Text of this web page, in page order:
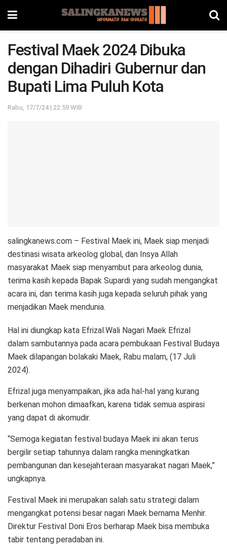
Festival Maek 2024 Dibuka
dengan Dihadiri Gubernur dan
Bupati Lima Puluh Kota
Rabu, 17/7/24 | 22:59 WIB
salingkanews.com – Festival Maek ini, Maek siap menjadi
destinasi wisata arkeolog global, dan Insya Allah
masyarakat Maek siap menyambut para arkeolog dunia,
terima kasih kepada Bapak Supardi yang sudah mengangkat
acara ini, dan terima kasih juga kepada seluruh pihak yang
menjadikan Maek mendunia.
Hal ini diungkap kata Efrizal.Wali Nagari Maek Efrizal
dalam sambutannya pada acara pembukaan Festival Budaya
Maek dilapangan bolakaki Maek, Rabu malam, (17 Juli
2024).
Efrizal juga menyampaikan, jika ada hal-hal yang kurang
berkenan mohon dimaafkan, karena tidak semua aspirasi
yang dapat di akomudir.
“Semoga kegiatan festival budaya Maek ini akan terus
bergilir setiap tahunnya dalam rangka meningkatkan
pembangunan dan kesejahteraan masyarakat nagari Maek,”
ungkapnya.
Festival Maek ini merupakan salah satu strategi dalam
mengangkat potensi besar nagari Maek bernama Menhir.
Direktur Festival Doni Eros berharap Maek bisa membuka
tabir tentang peradaban ini.